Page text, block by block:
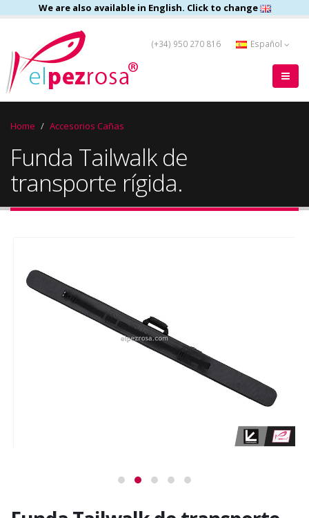
We are also available in English. Click to change
(+34) 950 270 816 Español
Home Accesorios Cañas
Funda Tailwalk de
transporte rígida.